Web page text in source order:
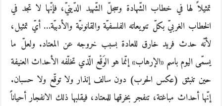
تمثيلاً لها في خطاب الشّهادة وسجلّ الشّهيد الدّينيّ، فإنّها لا تجد في
الخطاب الغربيّ بكلّ تنويعاته الفلسفيّة والقانونيّة والأدبيّة… أيّ تمثيل،
لأنّه حدث فريد خارق للعادة بسبب خروجه عن المعتاد. ولعلّ ما
يسمّى اليوم باسم «الإرهاب» إنّما هو الوَقْع الّذي تخلّفه الأحداث العنيفة
حين تنبثق (عكس الحرب) دون سالف إنذار ولا توقّع ولا حسبان.
إنّها أحداث مباغتة، تنفجر بخرقها للمعتاد، فيقلبها ذلك الانفجار أحياناً